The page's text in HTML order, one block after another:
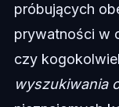
próbujących
prywatności w
czy
wyszukiwania